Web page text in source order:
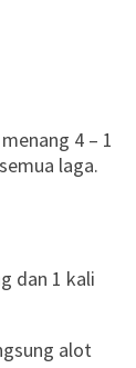
4 – 1
laga.
dan 1 kali
alot